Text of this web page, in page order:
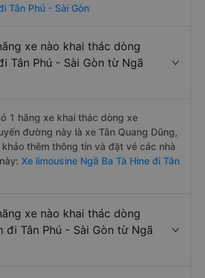
Tân Phú - Sài Gòn
xe nào khai thác dòng
Tân Phú - Sài Gòn từ Ngã
1 hãng xe khai thác dòng xe
đường này là xe Tân Quang Dũng,
thêm thông tin và đặt vé các nhà
Xe limousine Ngã Ba Tà Hine đi Tân
xe nào khai thác dòng
đi Tân Phú - Sài Gòn từ Ngã